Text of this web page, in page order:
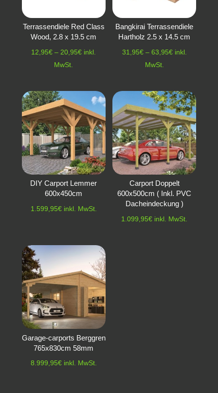
Terrassendiele Red Class
Wood, 2.8 x 19.5 cm
12,95€ – 20,95€Preisspanne:
20,95€
inkl.
MwSt.
Bangkirai Terrassendiele
Hartholz 2.5 x 14.5 cm
31,95€ – 63,95€Preisspanne:
63,95€
inkl.
MwSt.
DIY Carport Lemmer
600x450cm
1.599,95€ inkl. MwSt.
Carport Doppelt
600x500cm ( Inkl. PVC
Dacheindeckung )
1.099,95€ inkl. MwSt.
Garage-carports Berggren
765x830cm 58mm
8.999,95€ inkl. MwSt.